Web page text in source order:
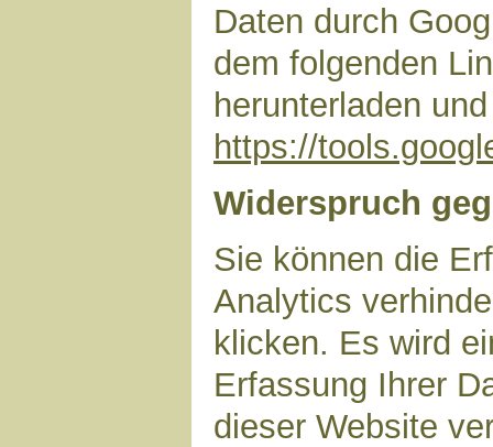
Daten durch
dem folgenden
herunterladen
https://
Widerspruch
Sie können die
Analytics
klicken. Es wird
Erfassung Ihrer
dieser Website